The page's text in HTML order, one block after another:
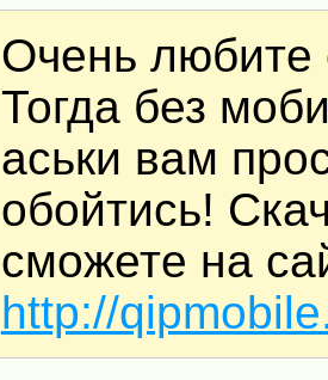
Очень любите
Тогда без
аськи вам
обойтись!
сможете на
http://